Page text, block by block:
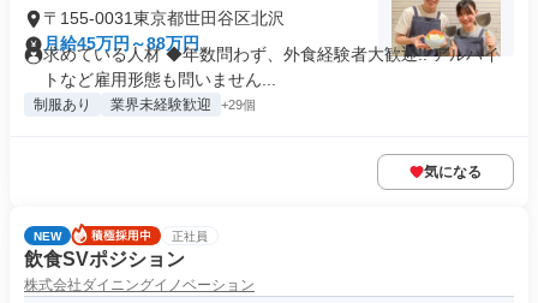
〒155-0031東京都世田谷区北沢
月給45万円～88万円
求めている人材 ◆年数問わず、外食経験者大歓迎!! アルバイ
トなど雇用形態も問いません...
制服あり 業界未経験歓迎 +29個
気になる
NEW 正社員
飲食SVポジション
株式会社ダイニングイノベーション